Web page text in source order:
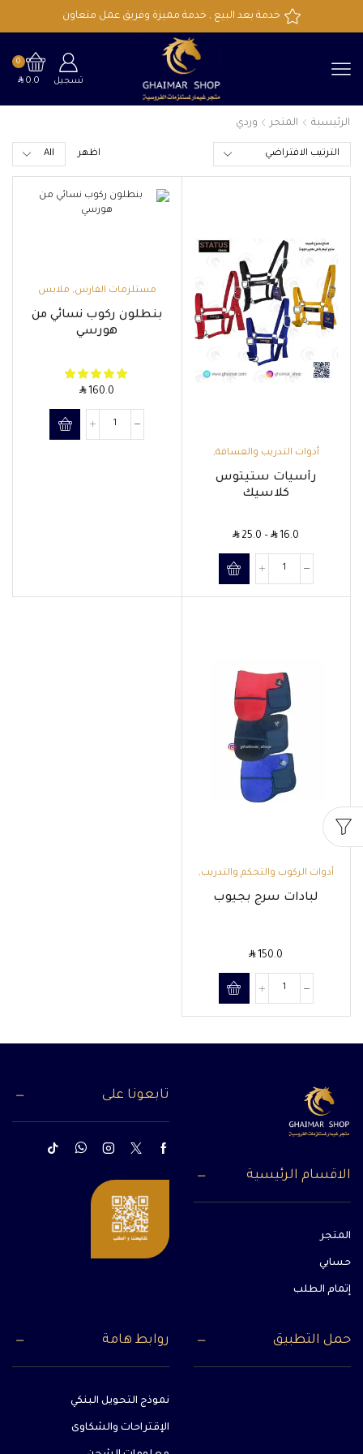
خدمة بعد البيع , خدمة مميزة وفريق عمل متعاون
تسجيل
0
SAR0.0
الرئيسية المتجر وردي
اظهر
أدوات التدريب والعسافة,
رأسيات ستيتوس
كلاسيك
SAR16.0
–
SAR25.0
مستلزمات الفارس, ملابس
بنطلون ركوب نسائي من
هورسي
SAR160.0
أدوات الركوب والتحكم والتدريب,
لبادات سرج بجيوب
SAR150.0
الاقسام الرئيسية
المتجر
حسابي
إتمام الطلب
تابعونا على
حمل التطبيق روابط هامة
نموذج التحويل البنكي
الإقتراحات والشكاوى